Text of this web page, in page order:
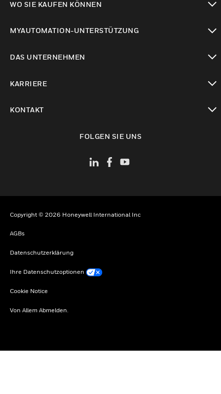
WO SIE KAUFEN KÖNNEN
MYAUTOMATION-UNTERSTÜTZUNG
DAS UNTERNEHMEN
KARRIERE
KONTAKT
FOLGEN SIE UNS
Copyright © 2026 Honeywell International Inc
AGBs
Datenschutzerklärung
Ihre Datenschutzoptionen
Cookie Notice
Von Allem Abmelden.